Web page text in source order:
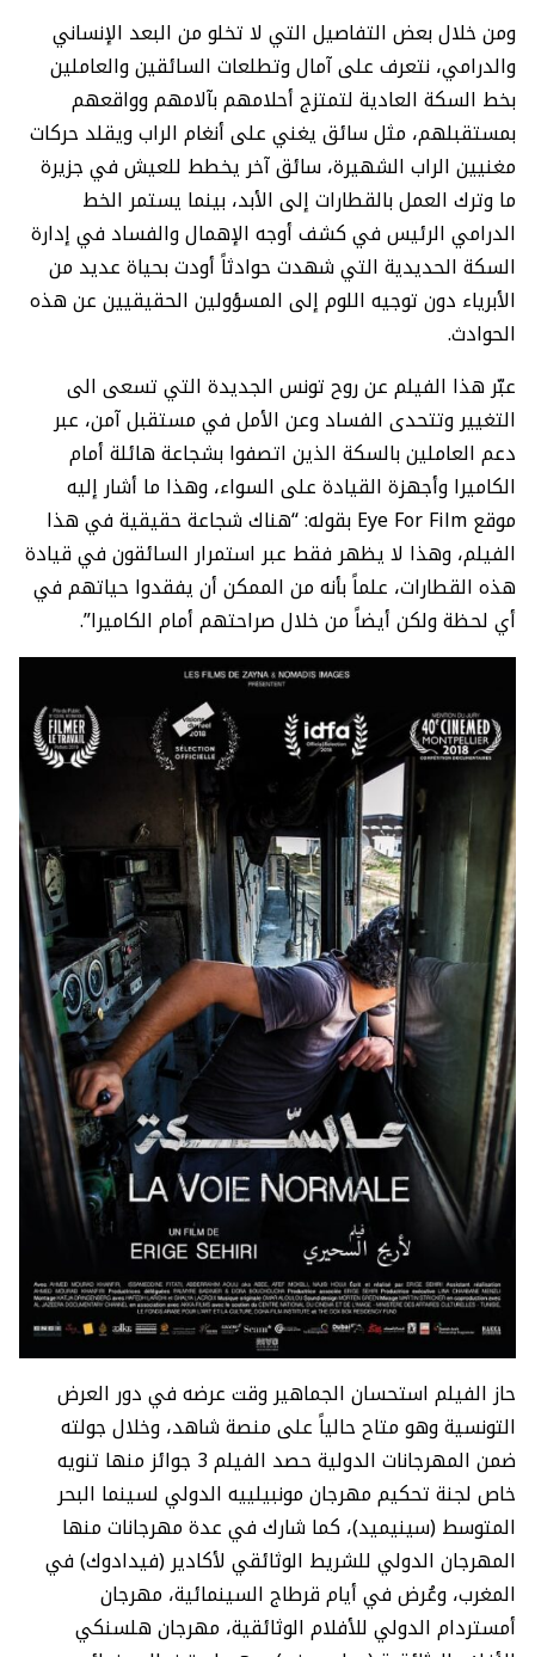
ومن خلال بعض التفاصيل التي لا تخلو من البعد الإنساني
والدرامي، نتعرف على آمال وتطلعات السائقين والعاملين
بخط السكة العادية لتمتزج أحلامهم بآلامهم وواقعهم
بمستقبلهم، مثل سائق يغني على أنغام الراب ويقلد حركات
مغنيين الراب الشهيرة، سائق آخر يخطط للعيش في جزيرة
ما وترك العمل بالقطارات إلى الأبد، بينما يستمر الخط
الدرامي الرئيس في كشف أوجه الإهمال والفساد في إدارة
السكة الحديدية التي شهدت حوادثاً أودت بحياة عديد من
الأبرياء دون توجيه اللوم إلى المسؤولين الحقيقيين عن هذه
الحوادث.
عبّر هذا الفيلم عن روح تونس الجديدة التي تسعى الى
التغيير وتتحدى الفساد وعن الأمل في مستقبل آمن، عبر
دعم العاملين بالسكة الذين اتصفوا بشجاعة هائلة أمام
الكاميرا وأجهزة القيادة على السواء، وهذا ما أشار إليه
موقع Eye For Film بقوله: “هناك شجاعة حقيقية في هذا
الفيلم، وهذا لا يظهر فقط عبر استمرار السائقون في قيادة
هذه القطارات، علماً بأنه من الممكن أن يفقدوا حياتهم في
أي لحظة ولكن أيضاً من خلال صراحتهم أمام الكاميرا”.
حاز الفيلم استحسان الجماهير وقت عرضه في دور العرض
التونسية وهو متاح حالياً على منصة شاهد، وخلال جولته
ضمن المهرجانات الدولية حصد الفيلم 3 جوائز منها تنويه
خاص لجنة تحكيم مهرجان مونبيلييه الدولي لسينما البحر
المتوسط (سينيميد)، كما شارك في عدة مهرجانات منها
المهرجان الدولي للشريط الوثائقي لأكادير (فيدادوك) في
المغرب، وعُرض في أيام قرطاج السينمائية، مهرجان
أمستردام الدولي للأفلام الوثائقية، مهرجان هلسنكي